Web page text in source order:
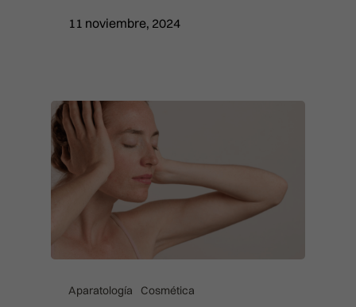
11 noviembre, 2024
Aparatología Cosmética
REVIVE
info@clinicasbarber.com